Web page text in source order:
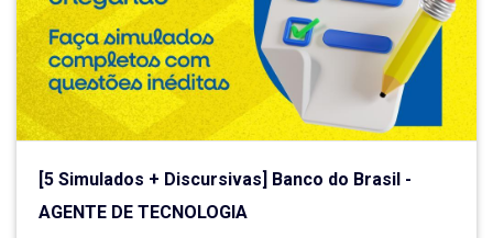
[5 Simulados + Discursivas] Banco do Brasil -
AGENTE DE TECNOLOGIA